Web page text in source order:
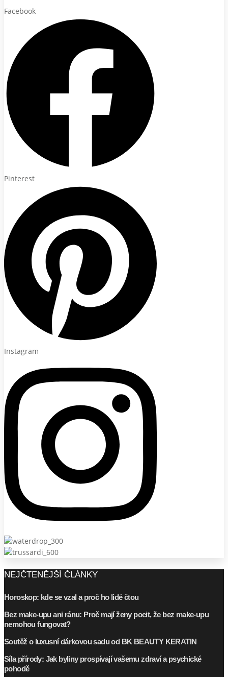
Facebook
Pinterest
Instagram
NEJČTENĚJŠÍ ČLÁNKY
Horoskop: kde se vzal a proč ho lidé čtou
Bez make-upu ani ránu: Proč mají ženy pocit, že bez make-upu
nemohou fungovat?
Soutěž o luxusní dárkovou sadu od BK BEAUTY KERATIN
Síla přírody: Jak byliny prospívají vašemu zdraví a psychické
pohodě